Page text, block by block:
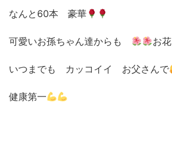
なんと60本 豪華
可愛いお孫ちゃん達からも お花
いつまでも カッコイイ お父さんで
健康第一